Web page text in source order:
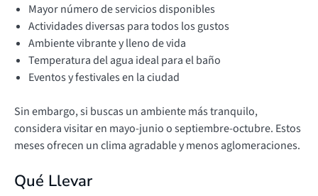
Mayor número de servicios disponibles
Actividades diversas para todos los gustos
Ambiente vibrante y lleno de vida
Temperatura del agua ideal para el baño
Eventos y festivales en la ciudad
Sin embargo, si buscas un ambiente más tranquilo,
considera visitar en mayo-junio o septiembre-octubre. Estos
meses ofrecen un clima agradable y menos aglomeraciones.
Qué Llevar